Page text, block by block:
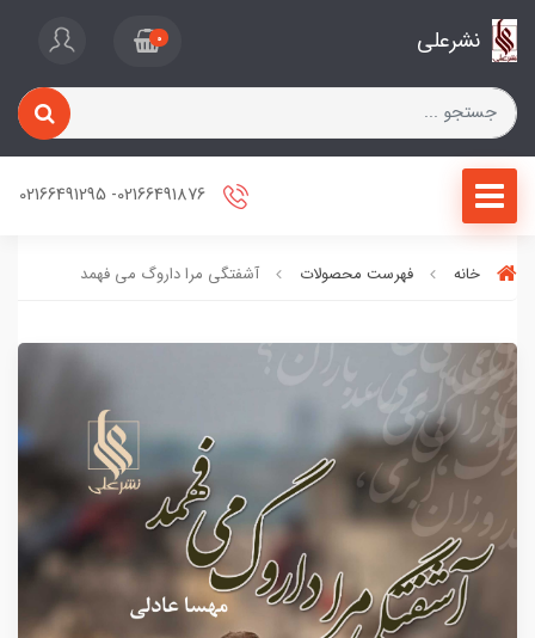
نشرعلی 0
خانه فهرست محصولات آشفتگی مرا داروگ می فهمد